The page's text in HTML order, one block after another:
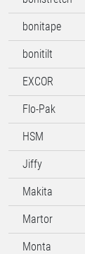
bonitape
bonitilt
EXCOR
Flo-Pak
HSM
Jiffy
Makita
Martor
Monta